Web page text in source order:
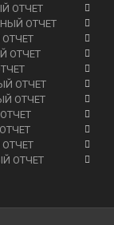
ОТЧЕТ
ОТЧЕТ
ОТЧЕТ
ОТЧЕТ
ОТЧЕТ
ОТЧЕТ